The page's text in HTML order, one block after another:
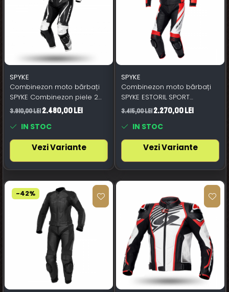
SPYKE
Combinezon moto bărbați
SPYKE Combinezon piele 2
piese ASSEN SPORT 2.0
negru/alb
3.910,00 Lei2.480,00 Lei
IN STOC
Vezi Variante
SPYKE
Combinezon moto bărbați
SPYKE ESTORIL SPORT
negru/alb/roșu aprins
3.415,00 Lei2.270,00 Lei
IN STOC
Vezi Variante
-42%